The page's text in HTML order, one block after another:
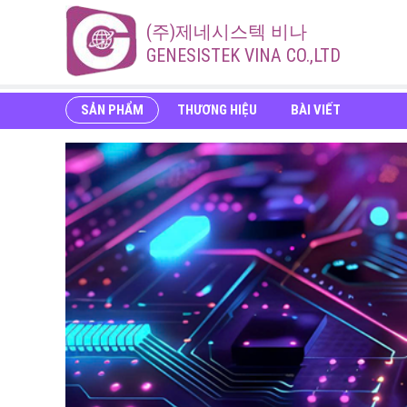
(주)제네시스텍 비나
GENESISTEK VINA CO.,LTD
SẢN PHẨM THƯƠNG HIỆU BÀI VIẾT